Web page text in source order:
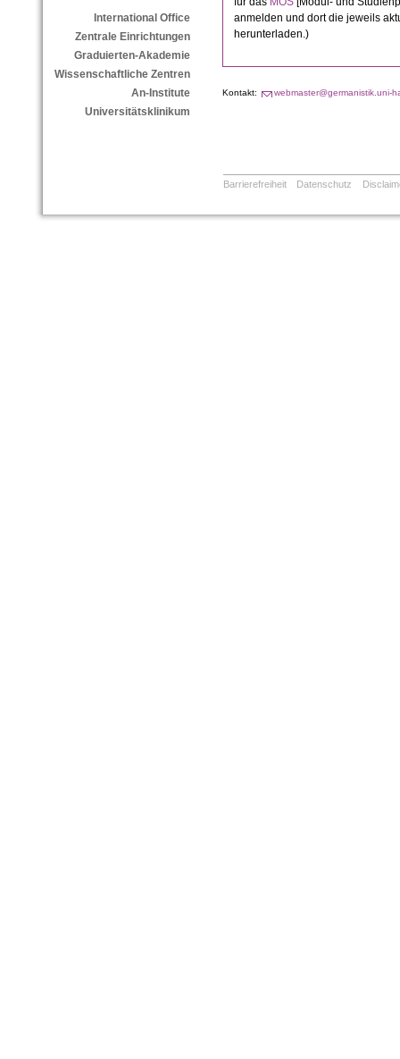
International Office
Zentrale Einrichtungen
Graduierten-Akademie
Wissenschaftliche Zentren
An-Institute
Universitätsklinikum
anmelden und dort die jeweils
herunterladen.)
Kontakt: webmaster@germanistik.uni-
Barrierefreiheit Datenschutz